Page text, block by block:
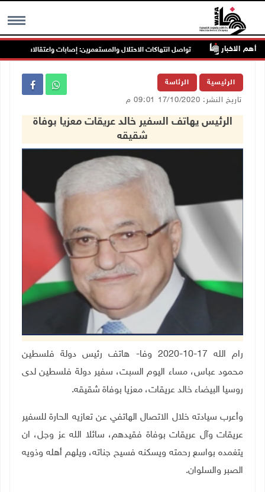
MENU أهم الاخبارجنين تواصل انتهاكات الاحتلال والمستعمرين: إصابات واعتقالات واقتحامات
الرئيسية الرئاسة
تاريخ النشر: 17/10/2020 09:01 م
الرئيس يهاتف السفير خالد عريقات معزيا بوفاة
شقيقه
رام الله 17-10-2020 وفا- هاتف رئيس دولة فلسطين
محمود عباس، مساء اليوم السبت، سفير دولة فلسطين لدى
روسيا البيضاء خالد عريقات، معزيا بوفاة شقيقه.
وأعرب سيادته خلال الاتصال الهاتفي عن تعازيه الحارة للسفير
عريقات وآل عريقات بوفاة فقيدهم، سائلا الله عز وجل، ان
يتغمده بواسع رحمته ويسكنه فسيح جناته، ويلهم أهله وذويه
الصبر والسلوان.